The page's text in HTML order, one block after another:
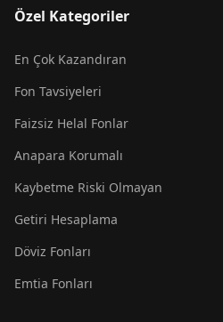
Özel Kategoriler
En Çok Kazandıran
Fon Tavsiyeleri
Faizsiz Helal Fonlar
Anapara Korumalı
Kaybetme Riski Olmayan
Getiri Hesaplama
Döviz Fonları
Emtia Fonları